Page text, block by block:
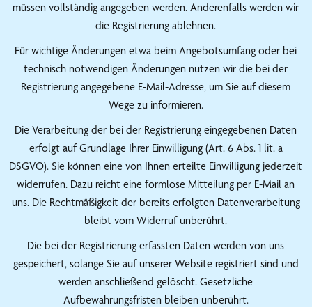
müssen vollständig angegeben werden. Anderenfalls werden wir
die Registrierung ablehnen.
Für wichtige Änderungen etwa beim Angebotsumfang oder bei
technisch notwendigen Änderungen nutzen wir die bei der
Registrierung angegebene E-Mail-Adresse, um Sie auf diesem
Wege zu informieren.
Die Verarbeitung der bei der Registrierung eingegebenen Daten
erfolgt auf Grundlage Ihrer Einwilligung (Art. 6 Abs. 1 lit. a
DSGVO). Sie können eine von Ihnen erteilte Einwilligung jederzeit
widerrufen. Dazu reicht eine formlose Mitteilung per E-Mail an
uns. Die Rechtmäßigkeit der bereits erfolgten Datenverarbeitung
bleibt vom Widerruf unberührt.
Die bei der Registrierung erfassten Daten werden von uns
gespeichert, solange Sie auf unserer Website registriert sind und
werden anschließend gelöscht. Gesetzliche
Aufbewahrungsfristen bleiben unberührt.